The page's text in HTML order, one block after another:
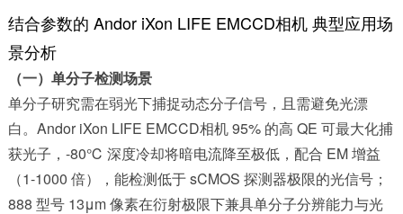
结合参数的 Andor iXon LIFE EMCCD相机 典型应用场
景分析
（一）单分子检测场景
单分子研究需在弱光下捕捉动态分子信号，且需避免光漂
白。Andor iXon LIFE EMCCD相机 95% 的高 QE 可最大化捕
获光子，-80℃ 深度冷却将暗电流降至极低，配合 EM 增益
（1-1000 倍），能检测低于 sCMOS 探测器极限的光信号；
888 型号 13μm 像素在衍射极限下兼具单分子分辨能力与光